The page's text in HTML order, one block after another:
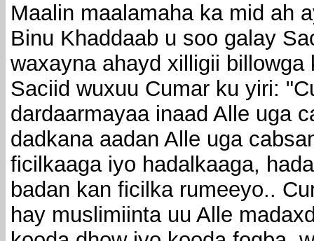
Maalin maalamaha ka mid ah
Binu Khaddaab u soo galay
waxayna ahayd xilligii billowga
Saciid wuxuu Cumar ku yiri:
dardaarmayaa inaad Alle uga
dadkana aadan Alle uga
ficilkaaga iyo hadalkaaga,
badan kan ficilka rumeeyo..
hay muslimiinta uu Alle